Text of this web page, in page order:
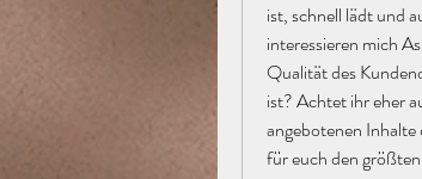
ist, schnell lädt und
interessieren mich
Qualität des
ist? Achtet ihr eher
angebotenen
für euch den